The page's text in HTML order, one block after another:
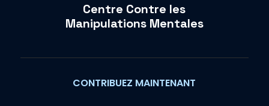
Centre Contre les
Manipulations Mentales
CONTRIBUEZ MAINTENANT